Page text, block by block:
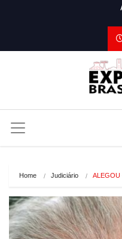
Home Judiciário ALEGOU